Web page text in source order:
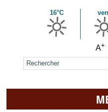
16°C
A+
Formulaire de recherche